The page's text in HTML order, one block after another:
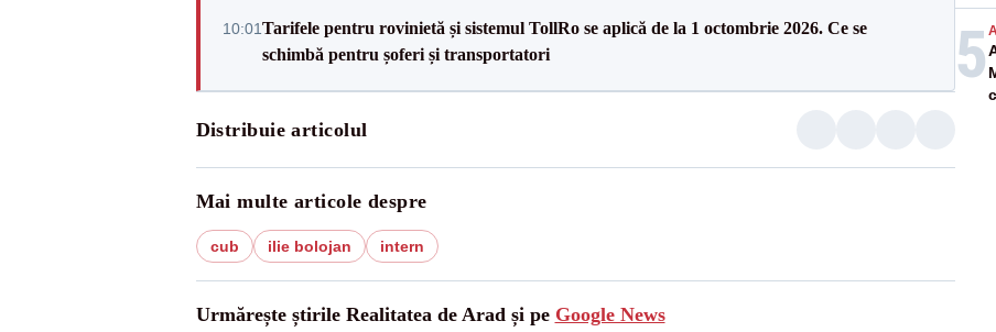
10:01Tarifele pentru rovinietă și sistemul TollRo se aplică de la 1 octombrie 2026. Ce se
schimbă pentru șoferi și transportatori
Distribuie articolul
Mai multe articole despre
cub ilie bolojan intern
Urmărește știrile Realitatea de Arad și pe Google News
5